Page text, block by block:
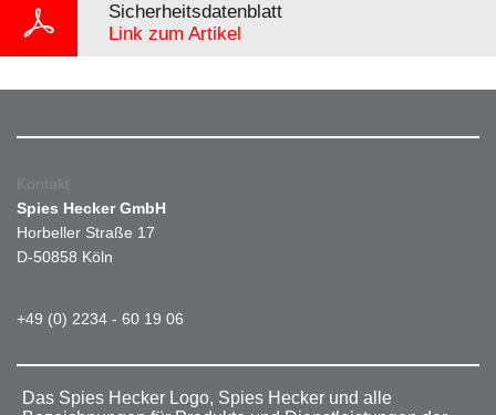
Sicherheitsdatenblatt
Link zum Artikel
Kontakt
Spies Hecker GmbH
Horbeller Straße 17
D-50858 Köln
+49 (0) 2234 - 60 19 06
Das Spies Hecker Logo, Spies Hecker und alle